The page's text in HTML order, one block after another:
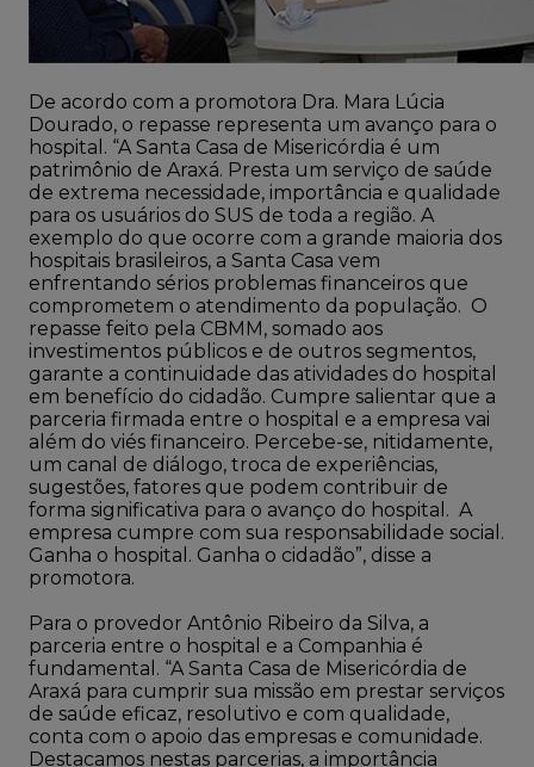
De acordo com a promotora Dra. Mara Lúcia
Dourado, o repasse representa um avanço para o
hospital. “A Santa Casa de Misericórdia é um
patrimônio de Araxá. Presta um serviço de saúde
de extrema necessidade, importância e qualidade
para os usuários do SUS de toda a região. A
exemplo do que ocorre com a grande maioria dos
hospitais brasileiros, a Santa Casa vem
enfrentando sérios problemas financeiros que
comprometem o atendimento da população. O
repasse feito pela CBMM, somado aos
investimentos públicos e de outros segmentos,
garante a continuidade das atividades do hospital
em benefício do cidadão. Cumpre salientar que a
parceria firmada entre o hospital e a empresa vai
além do viés financeiro. Percebe-se, nitidamente,
um canal de diálogo, troca de experiências,
sugestões, fatores que podem contribuir de
forma significativa para o avanço do hospital. A
empresa cumpre com sua responsabilidade social.
Ganha o hospital. Ganha o cidadão”, disse a
promotora.
Para o provedor Antônio Ribeiro da Silva, a
parceria entre o hospital e a Companhia é
fundamental. “A Santa Casa de Misericórdia de
Araxá para cumprir sua missão em prestar serviços
de saúde eficaz, resolutivo e com qualidade,
conta com o apoio das empresas e comunidade.
Destacamos nestas parcerias, a importância